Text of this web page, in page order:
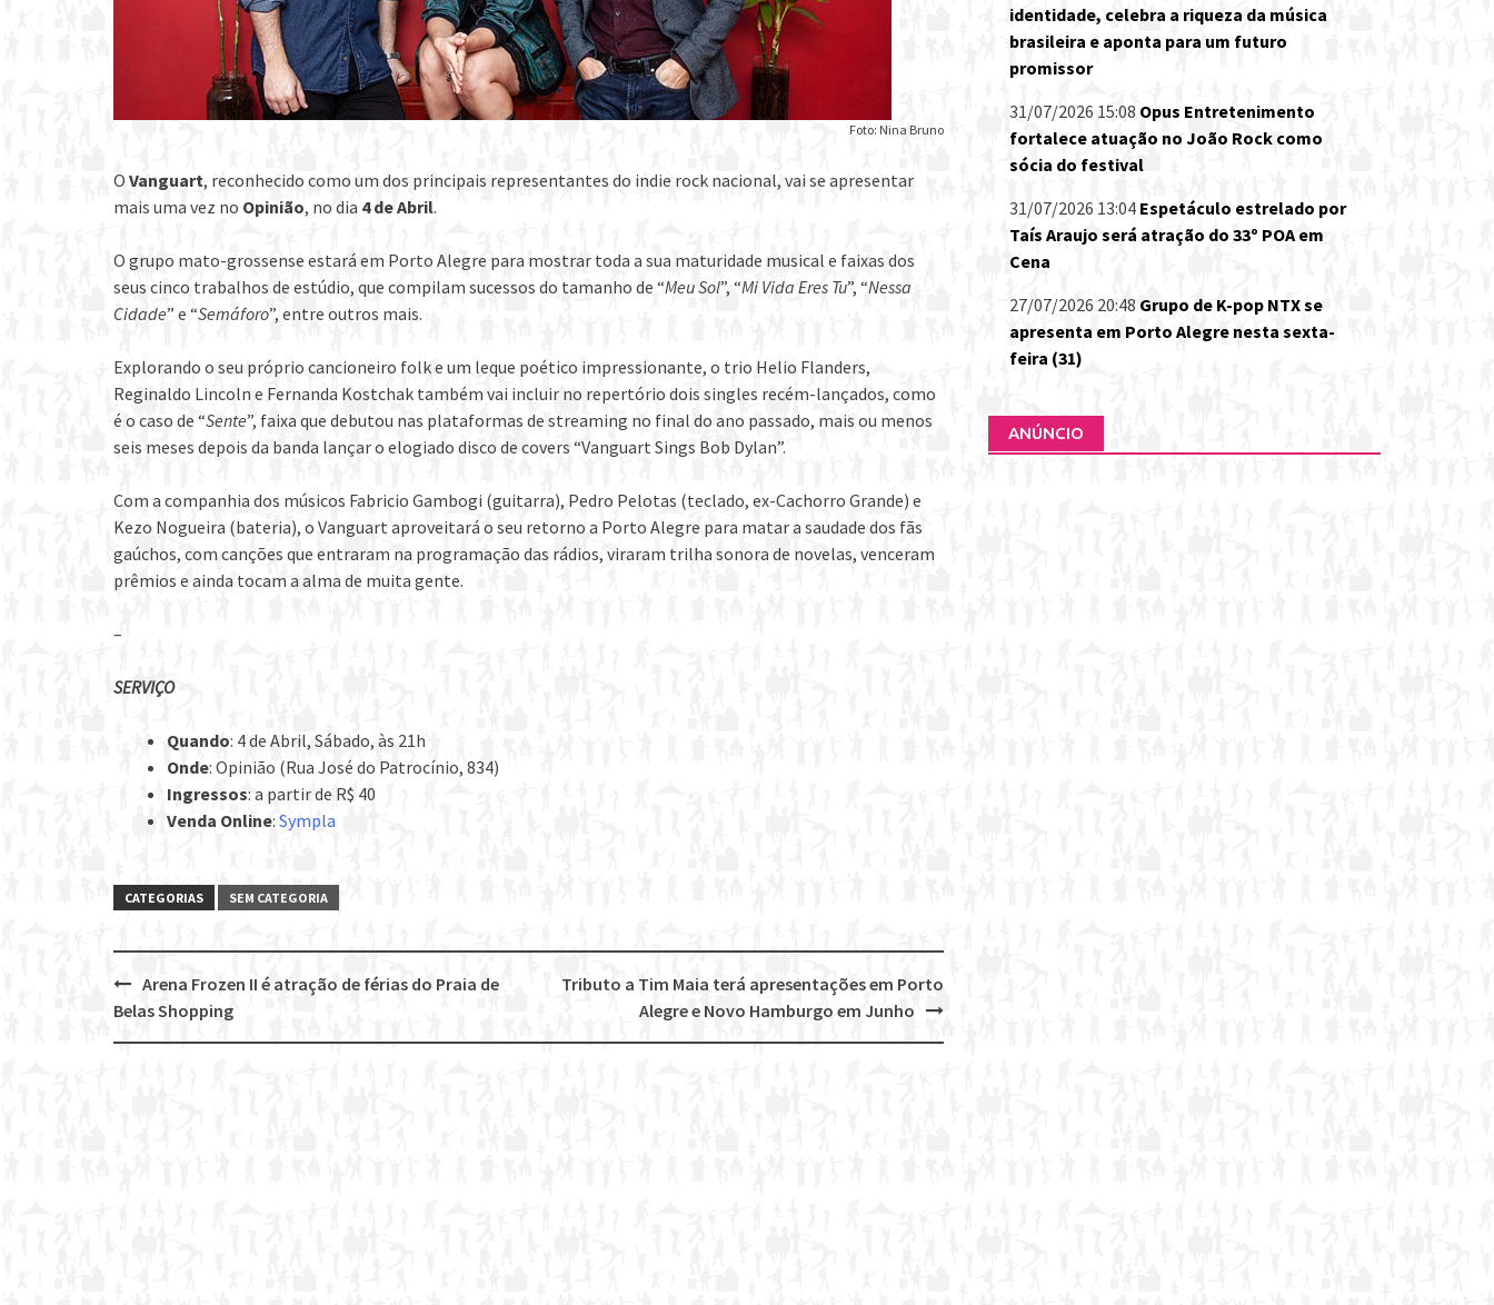
Foto: Nina Bruno
O Vanguart, reconhecido como um dos principais representantes do indie rock nacional, vai se apresentar
mais uma vez no Opinião, no dia 4 de Abril.
O grupo mato-grossense estará em Porto Alegre para mostrar toda a sua maturidade musical e faixas dos
seus cinco trabalhos de estúdio, que compilam sucessos do tamanho de “Meu Sol”, “Mi Vida Eres Tu”, “Nessa
Cidade” e “Semáforo”, entre outros mais.
Explorando o seu próprio cancioneiro folk e um leque poético impressionante, o trio Helio Flanders,
Reginaldo Lincoln e Fernanda Kostchak também vai incluir no repertório dois singles recém-lançados, como
é o caso de “Sente”, faixa que debutou nas plataformas de streaming no final do ano passado, mais ou menos
seis meses depois da banda lançar o elogiado disco de covers “Vanguart Sings Bob Dylan”.
Com a companhia dos músicos Fabricio Gambogi (guitarra), Pedro Pelotas (teclado, ex-Cachorro Grande) e
Kezo Nogueira (bateria), o Vanguart aproveitará o seu retorno a Porto Alegre para matar a saudade dos fãs
gaúchos, com canções que entraram na programação das rádios, viraram trilha sonora de novelas, venceram
prêmios e ainda tocam a alma de muita gente.
–
SERVIÇO
Quando: 4 de Abril, Sábado, às 21h
Onde: Opinião (Rua José do Patrocínio, 834)
Ingressos: a partir de R$ 40
Venda Online: Sympla
CATEGORIAS SEM CATEGORIA
Post
navigation
Tributo a Tim Maia terá apresentações em Porto
Alegre e Novo Hamburgo em Junho
Arena Frozen II é atração de férias do Praia de
Belas Shopping
identidade, celebra a riqueza da música
brasileira e aponta para um futuro
promissor
31/07/2026 15:08 Opus Entretenimento
fortalece atuação no João Rock como
sócia do festival
31/07/2026 13:04 Espetáculo estrelado por
Taís Araujo será atração do 33º POA em
Cena
27/07/2026 20:48 Grupo de K-pop NTX se
apresenta em Porto Alegre nesta sexta-
feira (31)
ANÚNCIO